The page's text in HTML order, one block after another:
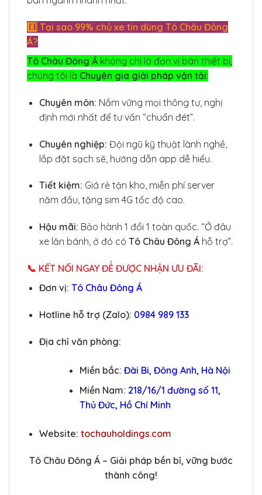
8️⃣ Tại sao 99% chủ xe tin dùng Tô Châu Đông
Á?
Tô Châu Đông Á không chỉ là đơn vị bán thiết bị,
chúng tôi là Chuyên gia giải pháp vận tải:
Chuyên môn: Nắm vững mọi thông tư, nghị
định mới nhất để tư vấn “chuẩn đét”.
Chuyên nghiệp: Đội ngũ kỹ thuật lành nghề,
lắp đặt sạch sẽ, hướng dẫn app dễ hiểu.
Tiết kiệm: Giá rẻ tận kho, miễn phí server
năm đầu, tặng sim 4G tốc độ cao.
Hậu mãi: Bảo hành 1 đổi 1 toàn quốc. “Ở đâu
xe lăn bánh, ở đó có Tô Châu Đông Áhỗ trợ”.
📞 KẾT NỐI NGAY ĐỂ ĐƯỢC NHẬN ƯU ĐÃI:
Đơn vị: Tô Châu Đông Á
Hotline hỗ trợ (Zalo): 0984 989 133
Địa chỉ văn phòng:
Miền bắc: Đài Bi, Đông Anh, Hà Nội
Miền Nam: 218/16/1 đường số 11,
Thủ Đức, Hồ Chí Minh
Website: tochauholdings.com
Tô Châu Đông Á – Giải pháp bền bỉ, vững bước
thành công!